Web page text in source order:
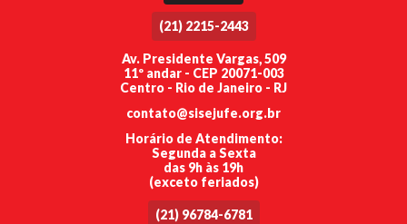
(21) 2215-2443
Av. Presidente Vargas, 509
11º andar - CEP 20071-003
Centro - Rio de Janeiro - RJ
contato@sisejufe.org.br
Horário de Atendimento:
Segunda a Sexta
das 9h às 19h
(exceto feriados)
(21) 96784-6781